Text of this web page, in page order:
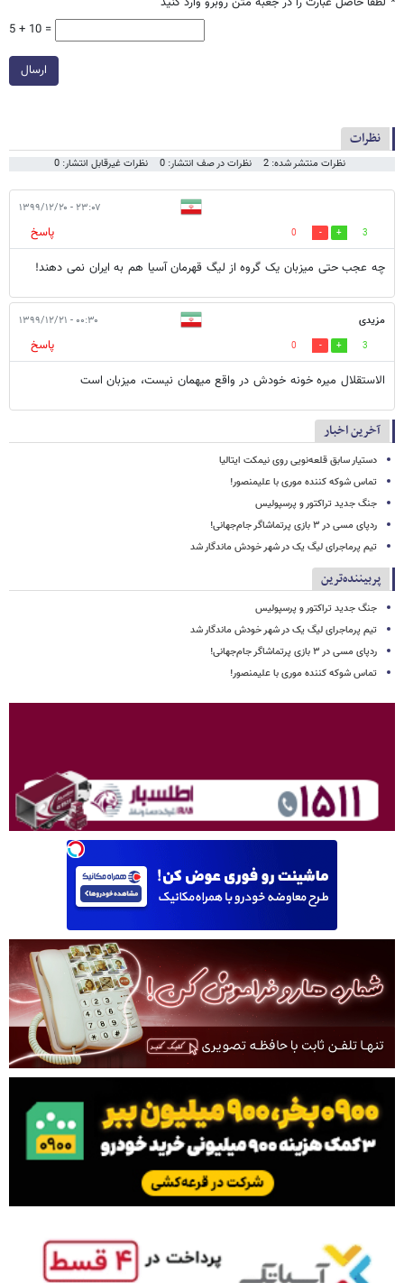
5 + 10 =
ارسال
نظرات
نظرات منتشر شده: 2 نظرات در صف انتشار: 0 نظرات غیرقابل انتشار: 0
۲۳:۰۷ - ۱۳۹۹/۱۲/۲۰
3
0
پاسخ
چه عجب حتی میزبان یک گروه از لیگ قهرمان آسیا هم به ایران نمی دهند!
مزیدی ۰۰:۳۰ - ۱۳۹۹/۱۲/۲۱
3
0
پاسخ
الاستقلال میره خونه خودش در واقع میهمان نیست، میزبان است
آخرین اخبار
دستیار سابق قلعه‌نویی روی نیمکت ایتالیا
تماس شوکه کننده موری با علیمنصور!
جنگ جدید تراکتور و پرسپولیس
ردپای مسی در ۳ بازی پرتماشاگر جام‌جهانی!
تیم پرماجرای لیگ یک در شهر خودش ماندگار شد
پربیننده‌ترین
جنگ جدید تراکتور و پرسپولیس
تیم پرماجرای لیگ یک در شهر خودش ماندگار شد
ردپای مسی در ۳ بازی پرتماشاگر جام‌جهانی!
تماس شوکه کننده موری با علیمنصور!